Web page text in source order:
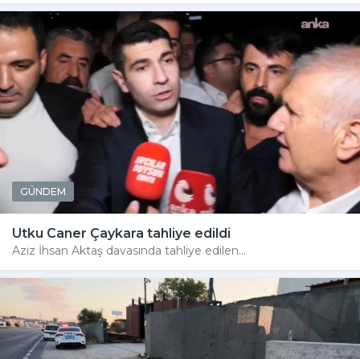
GÜNDEM
Utku Caner Çaykara tahliye edildi
Aziz İhsan Aktaş davasında tahliye edilen...